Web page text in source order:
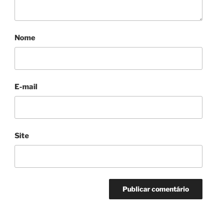
Nome
E-mail
Site